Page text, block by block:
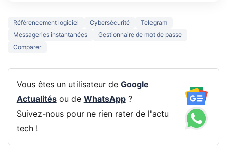
Référencement logiciel Cybersécurité
Telegram
Messageries instantanées
Gestionnaire de mot de passe
Comparer
Vous êtes un utilisateur de Google
Actualitésou de WhatsApp?
Suivez-nous pour ne rien rater de l'actu
tech !